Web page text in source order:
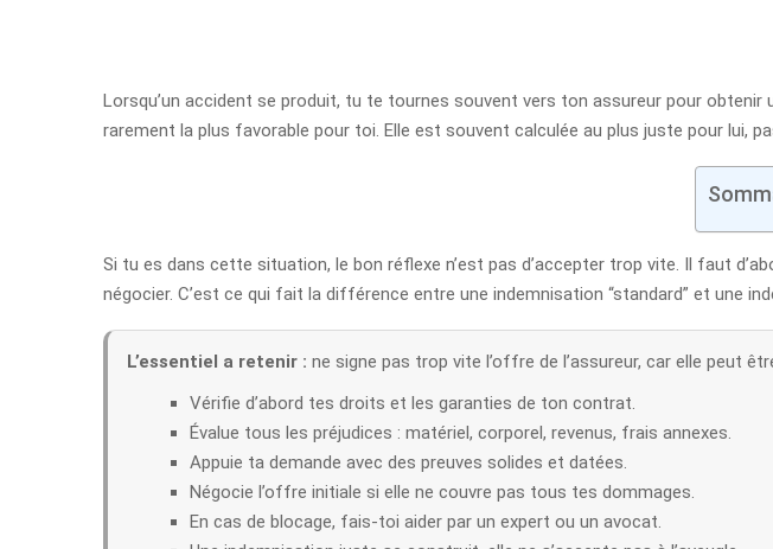
Lorsqu’un accident se produit, tu te tournes souvent vers ton assureur pour obtenir
rarement la plus favorable pour toi. Elle est souvent calculée au plus juste pour lui,
Si tu es dans cette situation, le bon réflexe n’est pas d’accepter trop vite. Il faut
négocier. C’est ce qui fait la différence entre une indemnisation “standard” et une
L’essentiel a retenir : ne signe pas trop vite l’offre de l’assureur, car elle peut
Vérifie d’abord tes droits et les garanties de ton contrat.
Évalue tous les préjudices : matériel, corporel, revenus, frais annexes.
Appuie ta demande avec des preuves solides et datées.
Négocie l’offre initiale si elle ne couvre pas tous tes dommages.
En cas de blocage, fais-toi aider par un expert ou un avocat.